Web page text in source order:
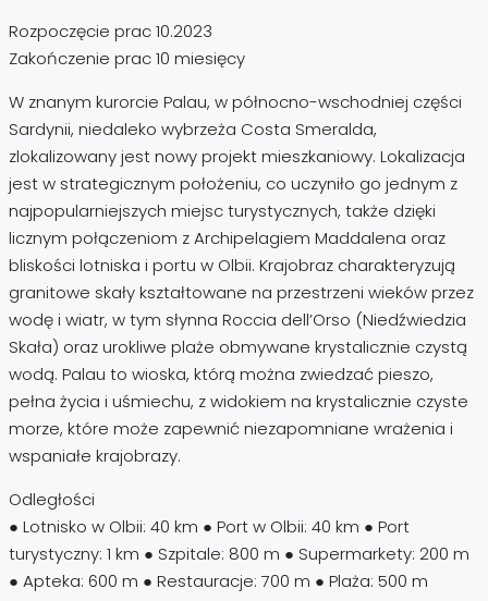
Rozpoczęcie prac 10.2023
Zakończenie prac 10 miesięcy
W znanym kurorcie Palau, w północno-wschodniej części
Sardynii, niedaleko wybrzeża Costa Smeralda,
zlokalizowany jest nowy projekt mieszkaniowy. Lokalizacja
jest w strategicznym położeniu, co uczyniło go jednym z
najpopularniejszych miejsc turystycznych, także dzięki
licznym połączeniom z Archipelagiem Maddalena oraz
bliskości lotniska i portu w Olbii. Krajobraz charakteryzują
granitowe skały kształtowane na przestrzeni wieków przez
wodę i wiatr, w tym słynna Roccia dell’Orso (Niedźwiedzia
Skała) oraz urokliwe plaże obmywane krystalicznie czystą
wodą. Palau to wioska, którą można zwiedzać pieszo,
pełna życia i uśmiechu, z widokiem na krystalicznie czyste
morze, które może zapewnić niezapomniane wrażenia i
wspaniałe krajobrazy.
Odległości
● Lotnisko w Olbii: 40 km ● Port w Olbii: 40 km ● Port
turystyczny: 1 km ● Szpitale: 800 m ● Supermarkety: 200 m
● Apteka: 600 m ● Restauracje: 700 m ● Plaża: 500 m